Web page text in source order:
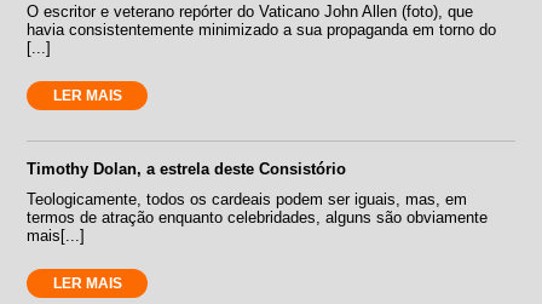
O escritor e veterano repórter do Vaticano John Allen (foto), que
havia consistentemente minimizado a sua propaganda em torno do
[...]
LER MAIS
Timothy Dolan, a estrela deste Consistório
Teologicamente, todos os cardeais podem ser iguais, mas, em
termos de atração enquanto celebridades, alguns são obviamente
mais[...]
LER MAIS